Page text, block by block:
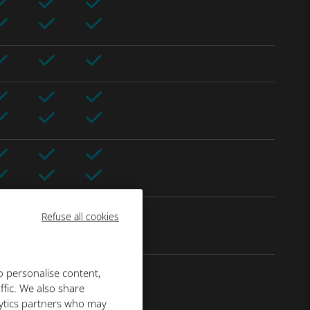
Refuse all cookies
personalise content,
We also share
partners who may